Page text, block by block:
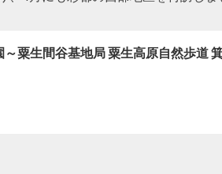
粟生間谷基地局 粟生高原自然歩道